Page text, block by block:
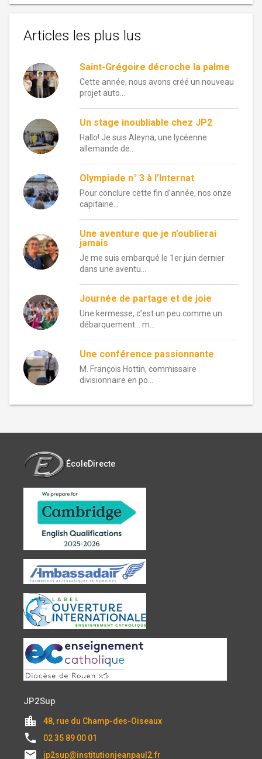
Articles les plus lus
Saint-Grégoire décroche la palme
Cette année, nous avons créé un nouveau
projet auto...
Un stage inoubliable chez JP2
Hallo! Je suis Aleyna, une lycéenne
allemande de...
Olympiade n° 3 à l’Internat
Pour conclure cette fin d’année, nos onze
capitaine...
Une aventure que je n’oublierai
jamais
Je me suis embarqué le 1er juin dernier
dans une aventu...
Journée de partage et de joie
Une kermesse, c’est un peu comme un
débarquement… m...
Une conférence passionnante
M. François Hottin, commissaire
divisionnaire en po...
ÉcoleDirecte
JP2Sup
location_city 48, rue du Champ-des-Oiseaux
local_phone 02 35 89 00 01
email jp2sup@institutionjeanpaul2.fr